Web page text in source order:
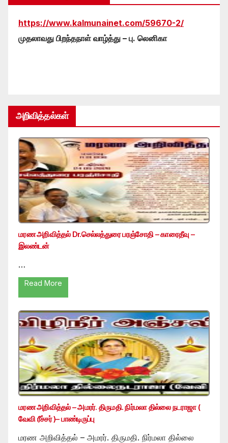
https://www.kalmunainet.com/59670-2/
முதலாவது பிறந்தநாள் வாழ்த்து – பு. லெனிகா
அறிவித்தல்கள்
மரண அறிவித்தல் Dr.செல்லத்துரை பரஞ்சோதி – காரைதீவு –
இலண்டன்
…
Read More
மரண அறிவித்தல் – அமரர். திருமதி. நிர்மலா தில்லை நடராஜா (
வேவி ரீச்சர் )– பாண்டிருப்பு
மரண அறிவித்தல் – அமரர். திருமதி. நிர்மலா தில்லை